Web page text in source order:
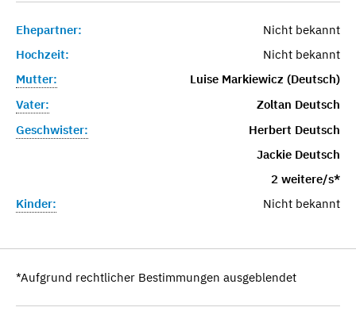
Ehepartner:
Nicht bekannt
Hochzeit:
Nicht bekannt
Mutter:
Luise Markiewicz (Deutsch)
Vater:
Zoltan Deutsch
Geschwister:
Herbert Deutsch
Jackie Deutsch
2 weitere/s*
Kinder:
Nicht bekannt
*Aufgrund rechtlicher Bestimmungen ausgeblendet